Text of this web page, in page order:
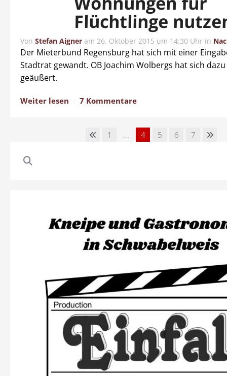
Flüchtlinge
Von Stefan Aigner am 26. Oktober 2015 um 14:30 Uhr in
Der Mieterbund Regensburg hat sich mit einer
Stadtrat gewandt. OB Joachim Wolbergs hat sich
geäußert.
Weiter lesen 7 Kommentare
1 ... 4 5 6 7